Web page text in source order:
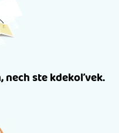
nech ste kdekoľvek.